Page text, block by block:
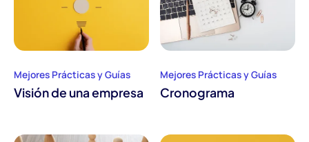
Mejores Prácticas y Guías
Visión de una empresa
Mejores Prácticas y Guías
Cronograma